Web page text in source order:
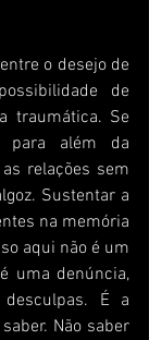
o desejo de
de
traumática. Se
para além da
relações sem
Sustentar a
na memória
aqui não é um
uma denúncia,
É a
Não saber